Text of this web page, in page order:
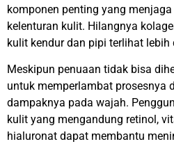
komponen penting yang
kelenturan kulit. Hilangnya
kulit kendur dan pipi terlihat lebih
Meskipun penuaan tidak bisa
untuk memperlambat prosesnya
dampaknya pada wajah.
kulit yang mengandung retinol,
hialuronat dapat membantu